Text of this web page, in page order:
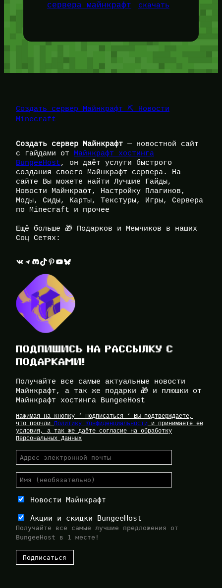
сервера майнкрафт скачать
Создать сервер Майнкрафт ⛏️ Новости
Minecraft
Создать сервер Майнкрафт — новостной сайт
с гайдами от Майнкрафт хостинга
BungeeHost, он даёт услуги быстрого
создания своего Майнкрафт сервера. На
сайте Вы можете найти Лучшие Гайды,
Новости Майнкрафт, Настройку Плагинов,
Моды, Сиды, Карты, Текстуры, Игры, Сервера
по Minecraft и прочее
Ещё больше 🎁 Подарков и Мемчиков в наших
Соц Сетях:
ВКонтакте Telegram Discord TikTok Pinterest YouTube Bluesky
ПОДПИШИСЬ НА РАССЫЛКУ С
ПОДАРКАМИ!
Получайте все самые актуальные новости
Майнкрафт, а так же подарки 🎁 и плюшки от
Майнкрафт хостинга BungeeHost
Нажимая на кнопку ‘ Подписаться ‘ Вы подтверждаете,
что прочли Политику Конфиденциальности и принимаете её
условия, а так же даёте согласие на обработку
Персональных Данных
Новости Майнкрафт
Акции и скидки BungeeHost
Получайте все самые лучшие предложения от
BungeeHost в 1 месте!